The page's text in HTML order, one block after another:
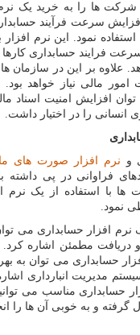
ها را به خرید یک نرم
سرعت فرآیند
نمود. این نرم
فرایند حسابداری کارها
علاوه بر این در
امور مالی نیاز خواهد بود.
‌توان افزایش امنیت اسناد
انسانی را در اختیار داشت.
و نرم افزار صورت های
فراوانی در پی داشته
ها با استفاده از یک نرم
نمود.
نرم افزار حسابداری می
مطمئن اشاره کرد.
حسابداری می توان به
مدیریت انبارداری
حسابداری مناسب می
گرفته و به خوبی آن ها را